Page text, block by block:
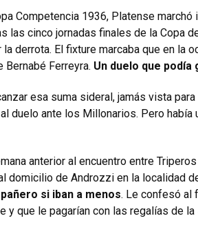
Competencia 1936, Platense
las cinco jornadas finales de la Copa
la derrota. El fixture marcaba que en la
Bernabé Ferreyra. Un duelo que
esa suma sideral, jamás vista
al duelo ante los Millonarios. Pero
anterior al encuentro entre
domicilio de Androzzi en la localidad
si iban a menos. Le confesó al
y que le pagarían con las regalías de la